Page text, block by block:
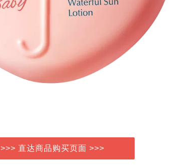
>>> 直达商品购买页面 >>>